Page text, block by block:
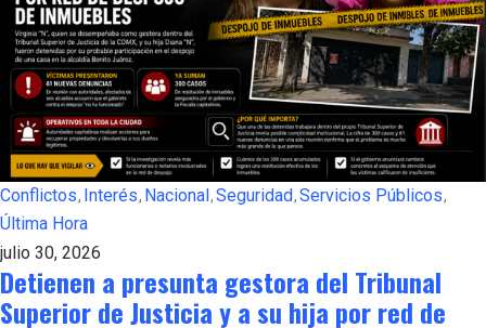
Conflictos Interés Nacional Seguridad Servicios Públicos
Última Hora
julio 30, 2026
Detienen a presunta gestora del Tribunal
Superior de Justicia y a su hija por red de